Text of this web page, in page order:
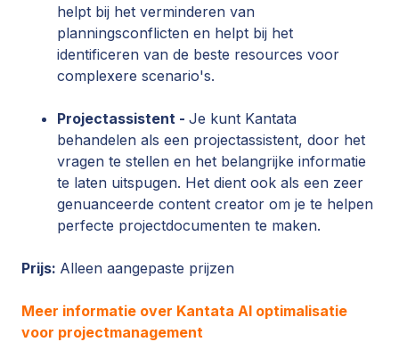
helpt bij het verminderen van
planningsconflicten en helpt bij het
identificeren van de beste resources voor
complexere scenario's.
Projectassistent - Je kunt Kantata
behandelen als een projectassistent, door het
vragen te stellen en het belangrijke informatie
te laten uitspugen. Het dient ook als een zeer
genuanceerde content creator om je te helpen
perfecte projectdocumenten te maken.
Prijs: Alleen aangepaste prijzen
Meer informatie over Kantata AI optimalisatie
voor projectmanagement